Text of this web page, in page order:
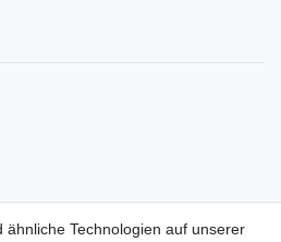
...
ähnliche Technologien auf unserer